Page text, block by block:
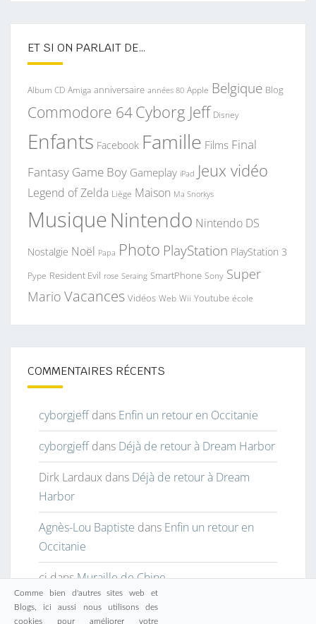
ET SI ON PARLAIT DE…
Album CD Amiga anniversaire années 80 Apple Belgique Blog
Commodore 64Cyborg Jeff Disney
Enfants Facebook Famille Films Final
Fantasy Game Boy Gameplay iPad Jeux vidéo
Legend of Zelda Liège Maison Ma Snorkys
MusiqueNintendo Nintendo DS
Nostalgie Noël Papa Photo PlayStation PlayStation 3
Pype Resident Evil rose Seraing SmartPhone Sony Super
Mario Vacances Vidéos Web Wii Youtube école
COMMENTAIRES RÉCENTS
cyborgjeffdans Enfin un retour en Occitanie
cyborgjeffdans Déjà de retour à Dream Harbor
Dirk Lardaux dans Déjà de retour à Dream
Harbor
Agnès-Lou Baptiste dans Enfin un retour en
Occitanie
cjdansMuraille de Chine
Comme bien d'autres sites web et
Blogs, ici aussi nous utilisons des
cookies pour améliorer votre